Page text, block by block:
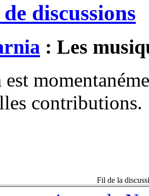
discussions
: Les
contributions.
Fil de la